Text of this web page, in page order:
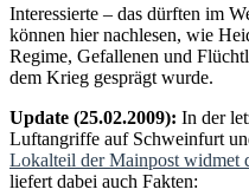
Interessierte – das dürften im
können hier nachlesen, wie
Regime, Gefallenen und
dem Krieg gesprägt wurde.
Update (25.02.2009): In der
Luftangriffe auf Schweinfurt
Lokalteil der Mainpost widmet
liefert dabei auch Fakten: